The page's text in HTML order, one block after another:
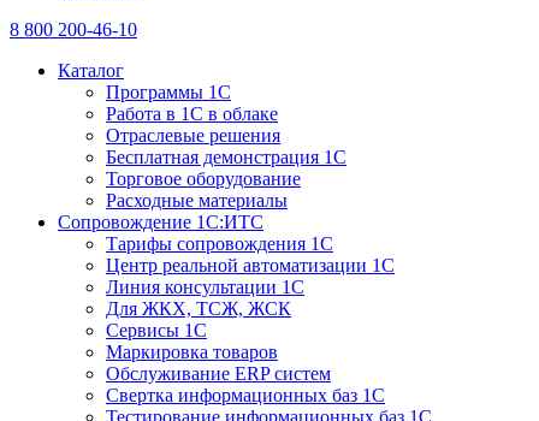
8 800 200-46-10
Каталог
Программы 1С
Работа в 1С в облаке
Отраслевые решения
Бесплатная демонстрация 1С
Торговое оборудование
Расходные материалы
Сопровождение 1С:ИТС
Тарифы сопровождения 1С
Центр реальной автоматизации 1С
Линия консультации 1С
Для ЖКХ, ТСЖ, ЖСК
Сервисы 1С
Маркировка товаров
Обслуживание ERP систем
Свертка информационных баз 1С
Тестирование информационных баз 1С